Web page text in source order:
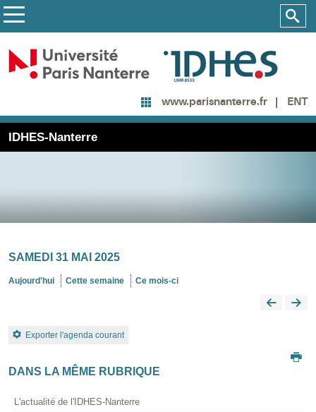
www.parisnanterre.fr ENT
IDHES-Nanterre
SAMEDI 31 MAI 2025
Aujourd'hui Cette semaine Ce mois-ci
Exporter l'agenda courant
DANS LA MÊME RUBRIQUE
L'actualité de l'IDHES-Nanterre